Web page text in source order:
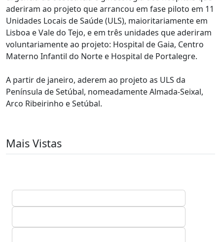
aderiram ao projeto que arrancou em fase piloto em 11
Unidades Locais de Saúde (ULS), maioritariamente em
Lisboa e Vale do Tejo, e em três unidades que aderiram
voluntariamente ao projeto: Hospital de Gaia, Centro
Materno Infantil do Norte e Hospital de Portalegre.
A partir de janeiro, aderem ao projeto as ULS da
Península de Setúbal, nomeadamente Almada-Seixal,
Arco Ribeirinho e Setúbal.
Mais Vistas